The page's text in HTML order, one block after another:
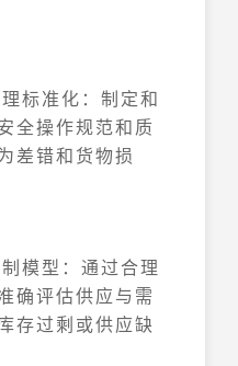
标准化：制定和
全操作规范和质
差错和货物损
模型：通过合理
确评估供应与需
存过剩或供应缺